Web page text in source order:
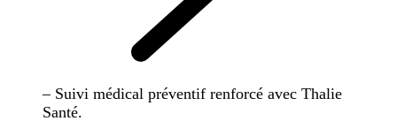
– Suivi médical préventif renforcé avec Thalie
Santé.